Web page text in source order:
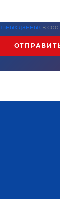
данных в